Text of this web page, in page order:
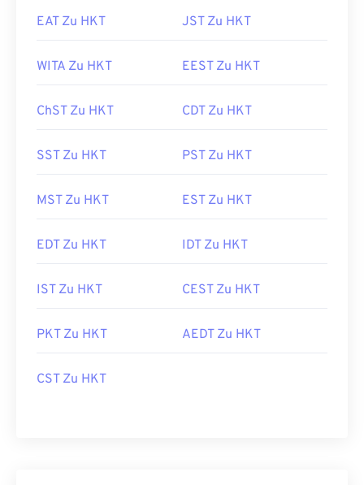
EAT Zu HKT JST Zu HKT
WITA Zu HKT EEST Zu HKT
ChST Zu HKT CDT Zu HKT
SST Zu HKT PST Zu HKT
MST Zu HKT EST Zu HKT
EDT Zu HKT IDT Zu HKT
IST Zu HKT CEST Zu HKT
PKT Zu HKT AEDT Zu HKT
CST Zu HKT